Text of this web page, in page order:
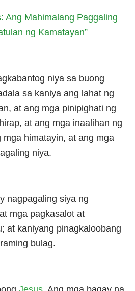
Ang Mahimalang Paggaling
ng Kamatayan”
niya sa buong
sa kaniya ang lahat ng
at ang mga pinipighati ng
at ang mga inaalihan ng
himatayin, at ang mga
niya.
nagpagaling siya ng
mga pagkasalot at
at kaniyang pinagkaloobang
bulag.